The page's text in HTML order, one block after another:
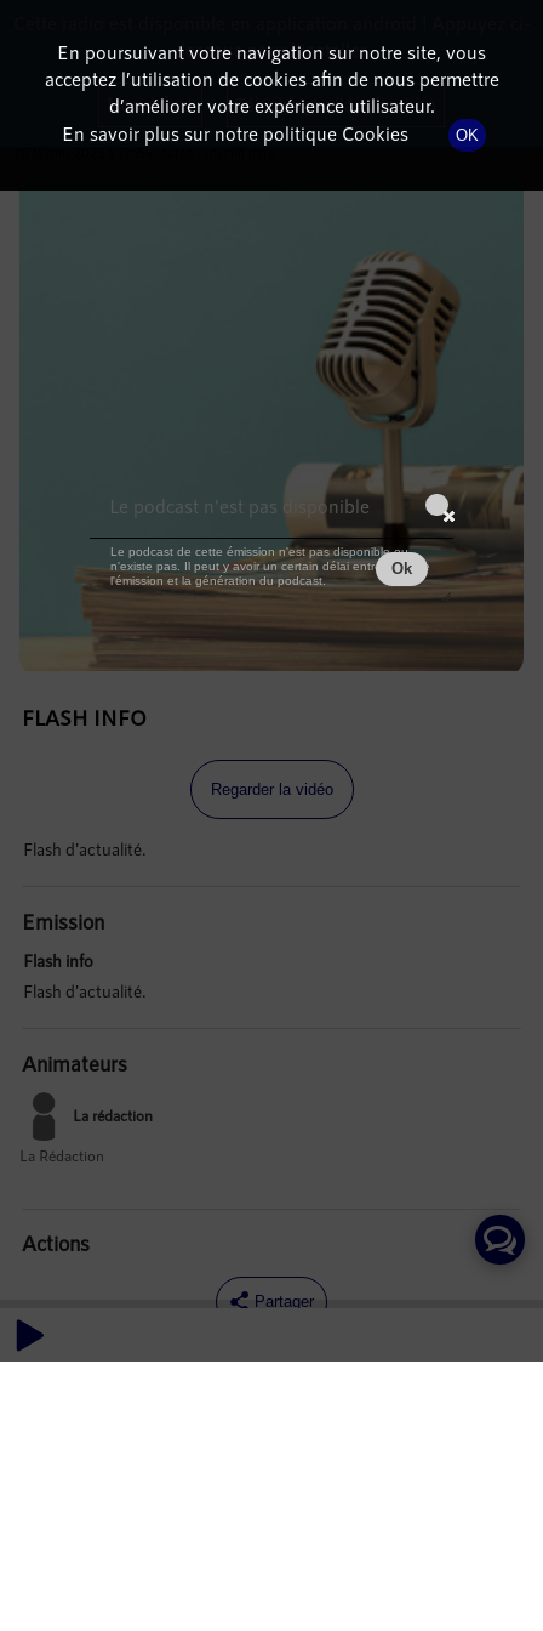
DÉTAILS DE L'ÉMISSION
FLASH INFO
Regarder la vidéo
Flash d'actualité.
Emission
Flash info
Flash d'actualité.
Animateurs
La rédaction
La Rédaction
Actions
Partager
Commentaires
En poursuivant votre navigation sur notre site, vous
acceptez l’utilisation de cookies afin de nous permettre
d’améliorer votre expérience utilisateur.
En savoir plus sur notre politique Cookies
OK
dessous pour l'installer.
Non merci Télécharger l'application
Le podcast n'est pas disponible
Le podcast de cette émission n'est pas disponible ou
n'existe pas. Il peut y avoir un certain délai entre la fin de
l'émission et la génération du podcast.
Ok